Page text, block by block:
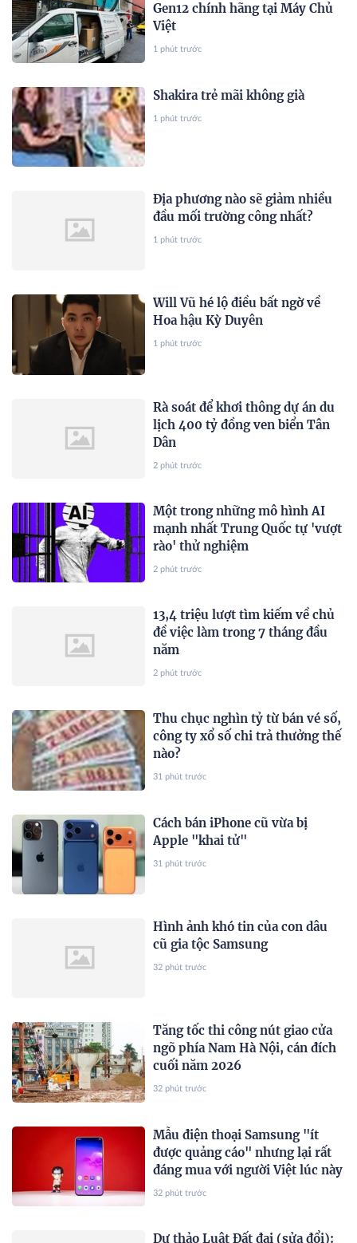
Gen12 chính hãng tại Máy Chủ
Việt
1 phút trước
Shakira trẻ mãi không già
1 phút trước
Địa phương nào sẽ giảm nhiều
đầu mối trường công nhất?
1 phút trước
Will Vũ hé lộ điều bất ngờ về
Hoa hậu Kỳ Duyên
1 phút trước
Rà soát để khơi thông dự án du
lịch 400 tỷ đồng ven biển Tân
Dân
2 phút trước
Một trong những mô hình AI
mạnh nhất Trung Quốc tự 'vượt
rào' thử nghiệm
2 phút trước
13,4 triệu lượt tìm kiếm về chủ
đề việc làm trong 7 tháng đầu
năm
2 phút trước
Thu chục nghìn tỷ từ bán vé số,
công ty xổ số chi trả thưởng thế
nào?
31 phút trước
Cách bán iPhone cũ vừa bị
Apple "khai tử"
31 phút trước
Hình ảnh khó tin của con dâu
cũ gia tộc Samsung
32 phút trước
Tăng tốc thi công nút giao cửa
ngõ phía Nam Hà Nội, cán đích
cuối năm 2026
32 phút trước
Mẫu điện thoại Samsung "ít
được quảng cáo" nhưng lại rất
đáng mua với người Việt lúc này
32 phút trước
Dự thảo Luật Đất đai (sửa đổi):